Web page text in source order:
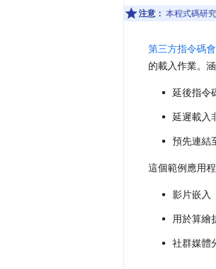
注意： 本程式碼研
第三方指令碼
的載入作業。
延後指令
延遲載入
預先連結
這個範例應用
影片嵌入
用於算繪
社群媒體